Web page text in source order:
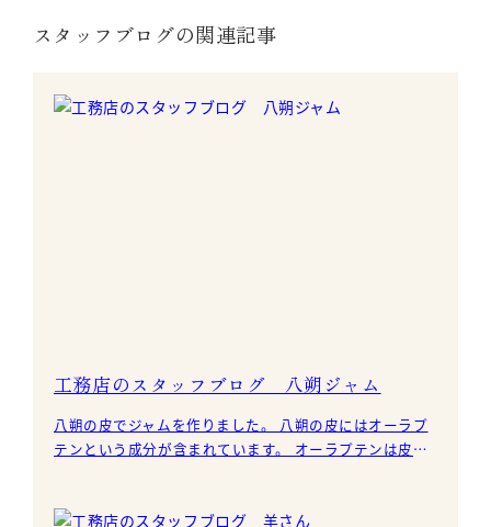
スタッフブログの関連記事
工務店のスタッフブログ 八朔ジャム
八朔の皮でジャムを作りました。 八朔の皮にはオーラプ
テンという成分が含まれています。 オーラプテンは皮の